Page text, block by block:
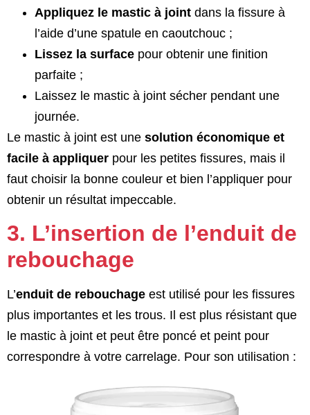
Appliquez le mastic à joint dans la fissure à
l’aide d’une spatule en caoutchouc ;
Lissez la surface pour obtenir une finition
parfaite ;
Laissez le mastic à joint sécher pendant une
journée.
Le mastic à joint est une solution économique et
facile à appliquer pour les petites fissures, mais il
faut choisir la bonne couleur et bien l’appliquer pour
obtenir un résultat impeccable.
3. L’insertion de l’enduit de
rebouchage
L’enduit de rebouchage est utilisé pour les fissures
plus importantes et les trous. Il est plus résistant que
le mastic à joint et peut être poncé et peint pour
correspondre à votre carrelage. Pour son utilisation :